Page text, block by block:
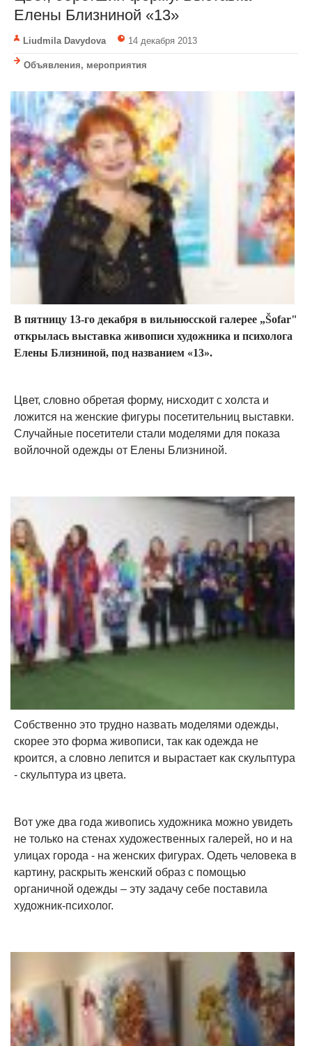
Елены Близниной «13»
Liudmila Davydova 14 декабря 2013
Объявления, мероприятия
В пятницу 13-го декабря в вильнюсской галерее „Šofar"
открылась выставка живописи художника и психолога
Елены Близниной, под названием «13».
Цвет, словно обретая форму, нисходит с холста и
ложится на женские фигуры посетительниц выставки.
Случайные посетители стали моделями для показа
войлочной одежды от Елены Близниной.
Собственно это трудно назвать моделями одежды,
скорее это форма живописи, так как одежда не
кроится, а словно лепится и вырастает как скульптура
- скульптура из цвета.
Вот уже два года живопись художника можно увидеть
не только на стенах художественных галерей, но и на
улицах города - на женских фигурах. Одеть человека в
картину, раскрыть женский образ с помощью
органичной одежды – эту задачу себе поставила
художник-психолог.